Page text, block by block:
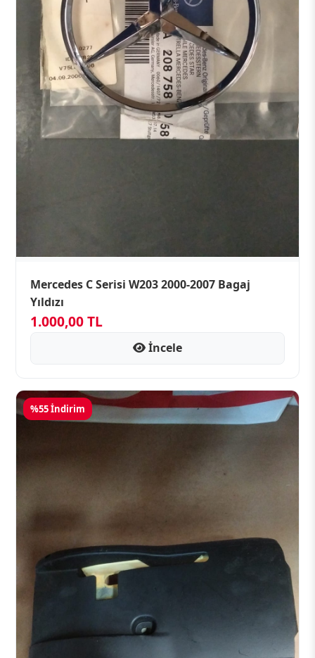
Mercedes C Serisi W203 2000-2007 Bagaj
Yıldızı
1.000,00 TL
İncele
%55 İndirim